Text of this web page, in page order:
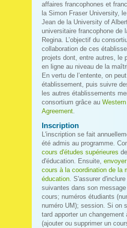
affaires francophones et
la Simon Fraser University,
Jean de la University of
universitaire francophone de
Regina. L’objectif du
collaboration de ces
projets dont, entre autres, le
en ligne au niveau de la
En vertu de l’entente, on
établissement, puis suivre
les autres établissements
consortium grâce au Western
Agreement.
Inscription
L'inscription se fait
été admis au programme.
cours d'études supérieures
d'éducation. Ensuite,
cours à la coordination de la
éducation. S'assurer
suivantes dans son
cours; numéros étudiants
numéro UM); session. Si on
tard apporter un changement
(ajouter ou supprimer un